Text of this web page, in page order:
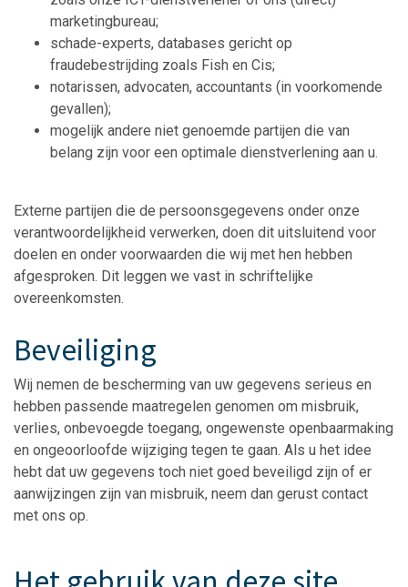
marketingbureau;
schade-experts, databases gericht op
fraudebestrijding zoals Fish en Cis;
notarissen, advocaten, accountants (in voorkomende
gevallen);
mogelijk andere niet genoemde partijen die van
belang zijn voor een optimale dienstverlening aan u.
Externe partijen die de persoonsgegevens onder onze
verantwoordelijkheid verwerken, doen dit uitsluitend voor
doelen en onder voorwaarden die wij met hen hebben
afgesproken. Dit leggen we vast in schriftelijke
overeenkomsten.
Beveiliging
Wij nemen de bescherming van uw gegevens serieus en
hebben passende maatregelen genomen om misbruik,
verlies, onbevoegde toegang, ongewenste openbaarmaking
en ongeoorloofde wijziging tegen te gaan. Als u het idee
hebt dat uw gegevens toch niet goed beveiligd zijn of er
aanwijzingen zijn van misbruik, neem dan gerust contact
met ons op.